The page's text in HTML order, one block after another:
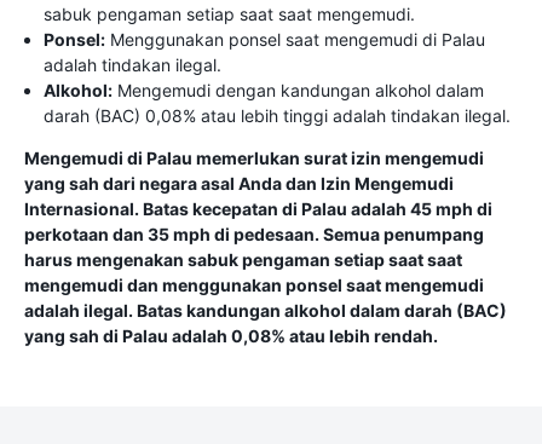
sabuk pengaman setiap saat saat mengemudi.
Ponsel: Menggunakan ponsel saat mengemudi di Palau
adalah tindakan ilegal.
Alkohol: Mengemudi dengan kandungan alkohol dalam
darah (BAC) 0,08% atau lebih tinggi adalah tindakan ilegal.
Mengemudi di Palau memerlukan surat izin mengemudi
yang sah dari negara asal Anda dan Izin Mengemudi
Internasional. Batas kecepatan di Palau adalah 45 mph di
perkotaan dan 35 mph di pedesaan. Semua penumpang
harus mengenakan sabuk pengaman setiap saat saat
mengemudi dan menggunakan ponsel saat mengemudi
adalah ilegal. Batas kandungan alkohol dalam darah (BAC)
yang sah di Palau adalah 0,08% atau lebih rendah.